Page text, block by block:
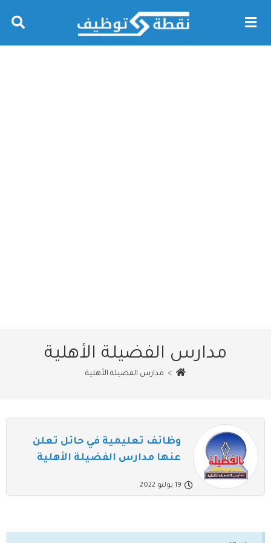
مدارس الفضيلة الأهلية
> مدارس الفضيلة الأهلية
وظائف تعليمية في حائل تعلن
عنها مدارس الفضيلة الأهلية
19 يوليو 2022